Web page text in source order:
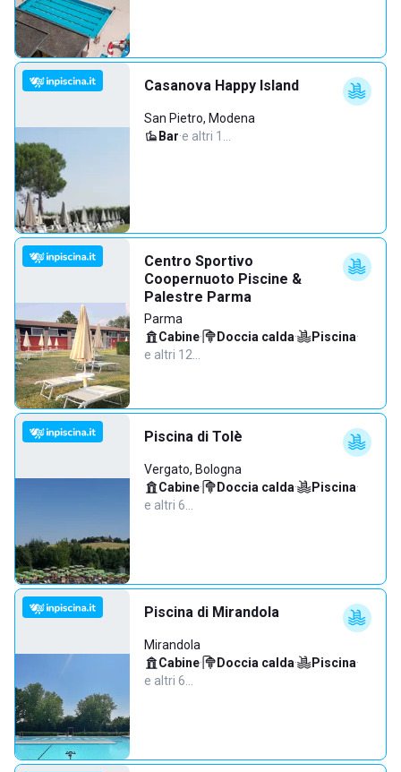
Casanova Happy Island
San Pietro, Modena
Bar·e altri 1…
Centro Sportivo
Coopernuoto Piscine &
Palestre Parma
Parma
Cabine· Doccia calda· Piscina·
e altri 12…
Piscina di Tolè
Vergato, Bologna
Cabine· Doccia calda· Piscina·
e altri 6…
Piscina di Mirandola
Mirandola
Cabine· Doccia calda· Piscina·
e altri 6…